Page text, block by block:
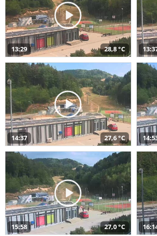
13:29 28,8 °C
14:37 27,6 °C
15:58 27,0 °C